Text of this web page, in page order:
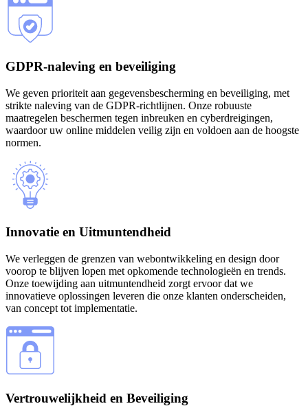
GDPR-naleving en beveiliging
We geven prioriteit aan gegevensbescherming en beveiliging, met
strikte naleving van de GDPR-richtlijnen. Onze robuuste
maatregelen beschermen tegen inbreuken en cyberdreigingen,
waardoor uw online middelen veilig zijn en voldoen aan de hoogste
normen.
Innovatie en Uitmuntendheid
We verleggen de grenzen van webontwikkeling en design door
voorop te blijven lopen met opkomende technologieën en trends.
Onze toewijding aan uitmuntendheid zorgt ervoor dat we
innovatieve oplossingen leveren die onze klanten onderscheiden,
van concept tot implementatie.
Vertrouwelijkheid en Beveiliging